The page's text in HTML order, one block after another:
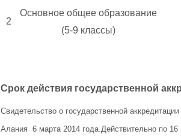
2
Основное общее образование
(5-9 классы)
Срок действия государственной
Свидетельство о государственной
Алания 6 марта 2014 года.Действительно по